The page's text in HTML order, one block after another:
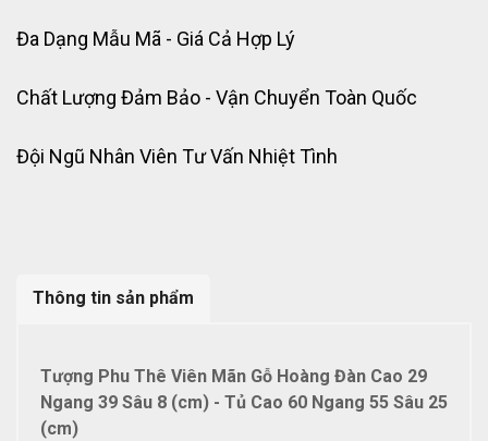
Đa Dạng Mẫu Mã - Giá Cả Hợp Lý
Chất Lượng Đảm Bảo - Vận Chuyển Toàn Quốc
Đội Ngũ Nhân Viên Tư Vấn Nhiệt Tình
Thông tin sản phẩm
Tượng Phu Thê Viên Mãn Gỗ Hoàng Đàn Cao 29
Ngang 39 Sâu 8 (cm) - Tủ Cao 60 Ngang 55 Sâu 25
(cm)